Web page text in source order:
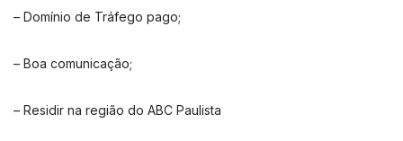
– Domínio de Tráfego pago;
– Boa comunicação;
– Residir na região do ABC Paulista